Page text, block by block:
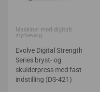
Maskiner med digitalt
styrkevalg
Evolve Digital Strength
Series bryst- og
skulderpress med fast
indstilling (DS-421)